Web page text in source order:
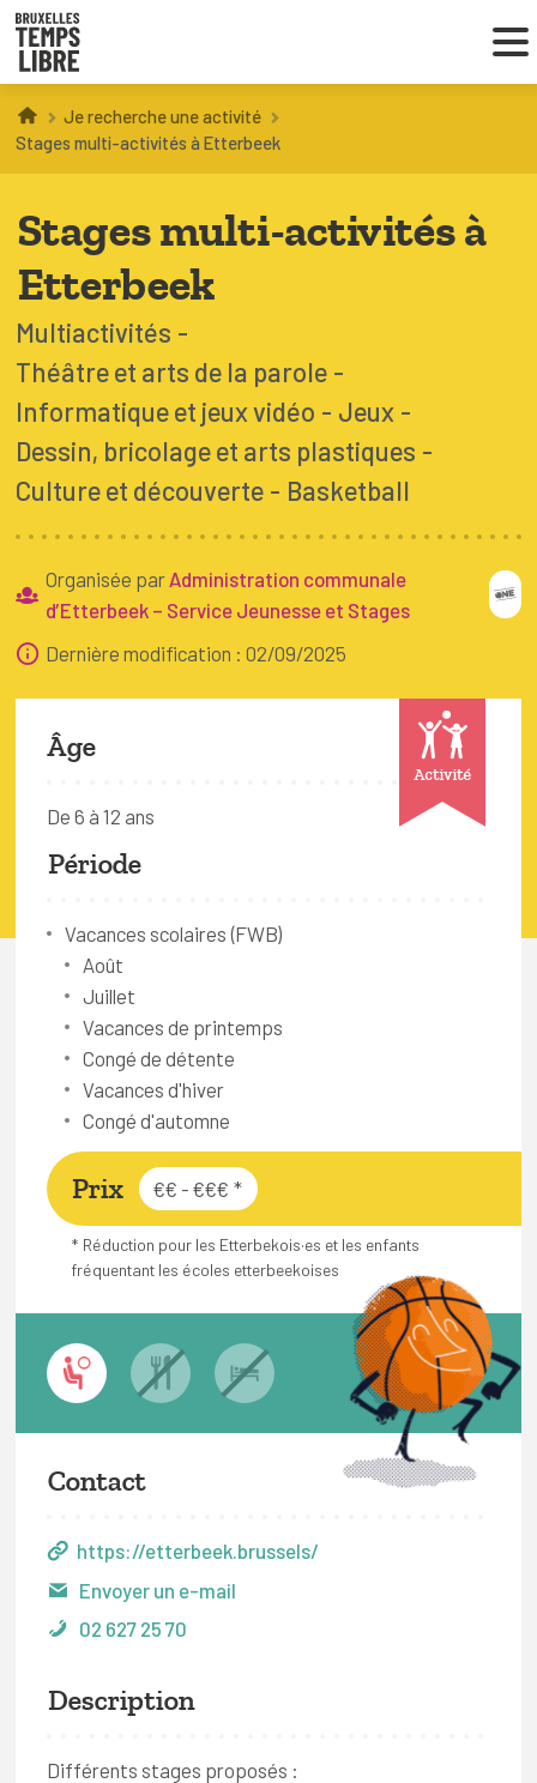
Infos parents
Coordinations ATL
VOUS CHERCHEZ DES ACTIVITÉS
À BRUXELLES
Trouver une activité
Connexion
Espace pro
Je recherche une activité
Stages multi-activités à Etterbeek
Stages multi-activités à
Etterbeek
Multiactivités
Théâtre et arts de la parole
Informatique et jeux vidéo
Jeux
Dessin, bricolage et arts plastiques
Culture et découverte
Basketball
Organisée parAdministration communale
d’Etterbeek – Service Jeunesse et Stages
Dernière modification : 02/09/2025
Activité
Âge
De 6 à 12 ans
Période
Vacances scolaires (FWB)
Août
Juillet
Vacances de printemps
Congé de détente
Vacances d'hiver
Congé d'automne
Prix €€ - €€€ *
* Réduction pour les Etterbekois·es et les enfants
fréquentant les écoles etterbeekoises
Contact
https://etterbeek.brussels/
Envoyer un e-mail
02 627 25 70
Description
Différents stages proposés :